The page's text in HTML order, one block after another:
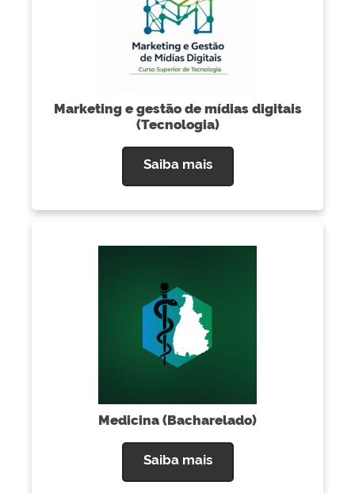
Marketing e gestão de mídias digitais
(Tecnologia)
Saiba mais
Medicina (Bacharelado)
Saiba mais